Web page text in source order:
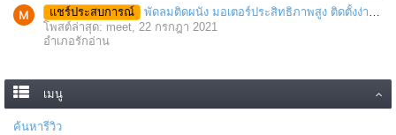
แชร์ประสบการณ์
พัดลมติดผนัง มอเตอร์ประสิทธิภาพสูง ติดตั้งง่าย ประหยัดพื้นที่
โพสต์ล่าสุด: meet, 22 กรกฎา 2021
อำเภอรักอ่าน
เมนู
ค้นหารีวิว